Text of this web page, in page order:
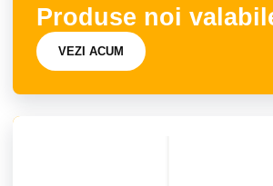
Produse noi
VEZI ACUM